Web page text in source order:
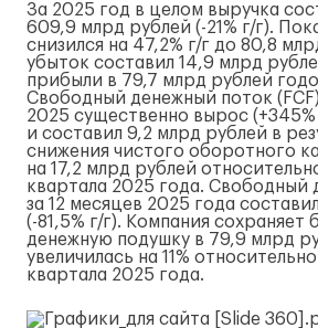
За 2025 год в целом выручка
609,9 млрд рублей (-21% г/г).
снизился на 47,2% г/г до 80,8
убыток составил 14,9 млрд
прибыли в 79,7 млрд рублей
Свободный денежный поток
2025 существенно вырос (+345%
и составил 9,2 млрд рублей в
снижения чистого оборотного
на 17,2 млрд рублей
квартала 2025 года. Свободный
за 12 месяцев 2025 года
(-81,5% г/г). Компания сохраняет
денежную подушку в 79,9 млрд
увеличилась на 11%
квартала 2025 года.